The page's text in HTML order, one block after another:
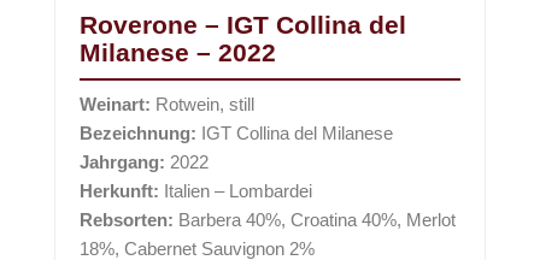
Roverone – IGT Collina del
Milanese – 2022
Weinart: Rotwein, still
Bezeichnung: IGT Collina del Milanese
Jahrgang: 2022
Herkunft: Italien – Lombardei
Rebsorten: Barbera 40%, Croatina 40%, Merlot
18%, Cabernet Sauvignon 2%